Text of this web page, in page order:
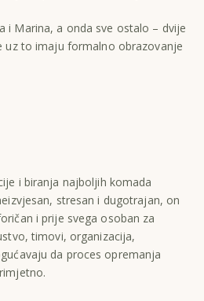
i Marina, a onda sve ostalo – dvije
uz to imaju formalno obrazovanje
i biranja najboljih komada
stresan i dugotrajan, on
i prije svega osoban za
timovi, organizacija,
da proces opremanja